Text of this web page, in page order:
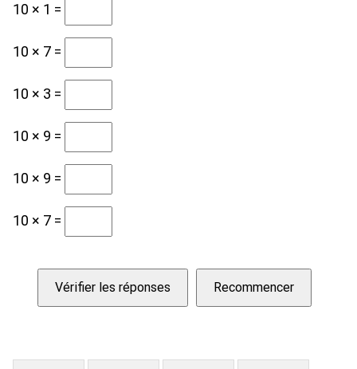
10 × 1 =
10 × 7 =
10 × 3 =
10 × 9 =
10 × 9 =
10 × 7 =
Vérifier les réponses Recommencer